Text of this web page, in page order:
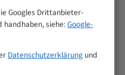
Googles Drittanbieter-
handhaben, siehe:Google-
Datenschutzerklärungund